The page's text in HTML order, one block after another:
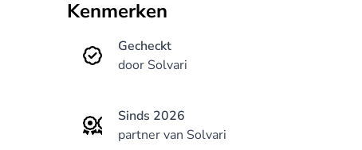
Kenmerken
Gecheckt
door Solvari
Sinds 2026
partner van Solvari